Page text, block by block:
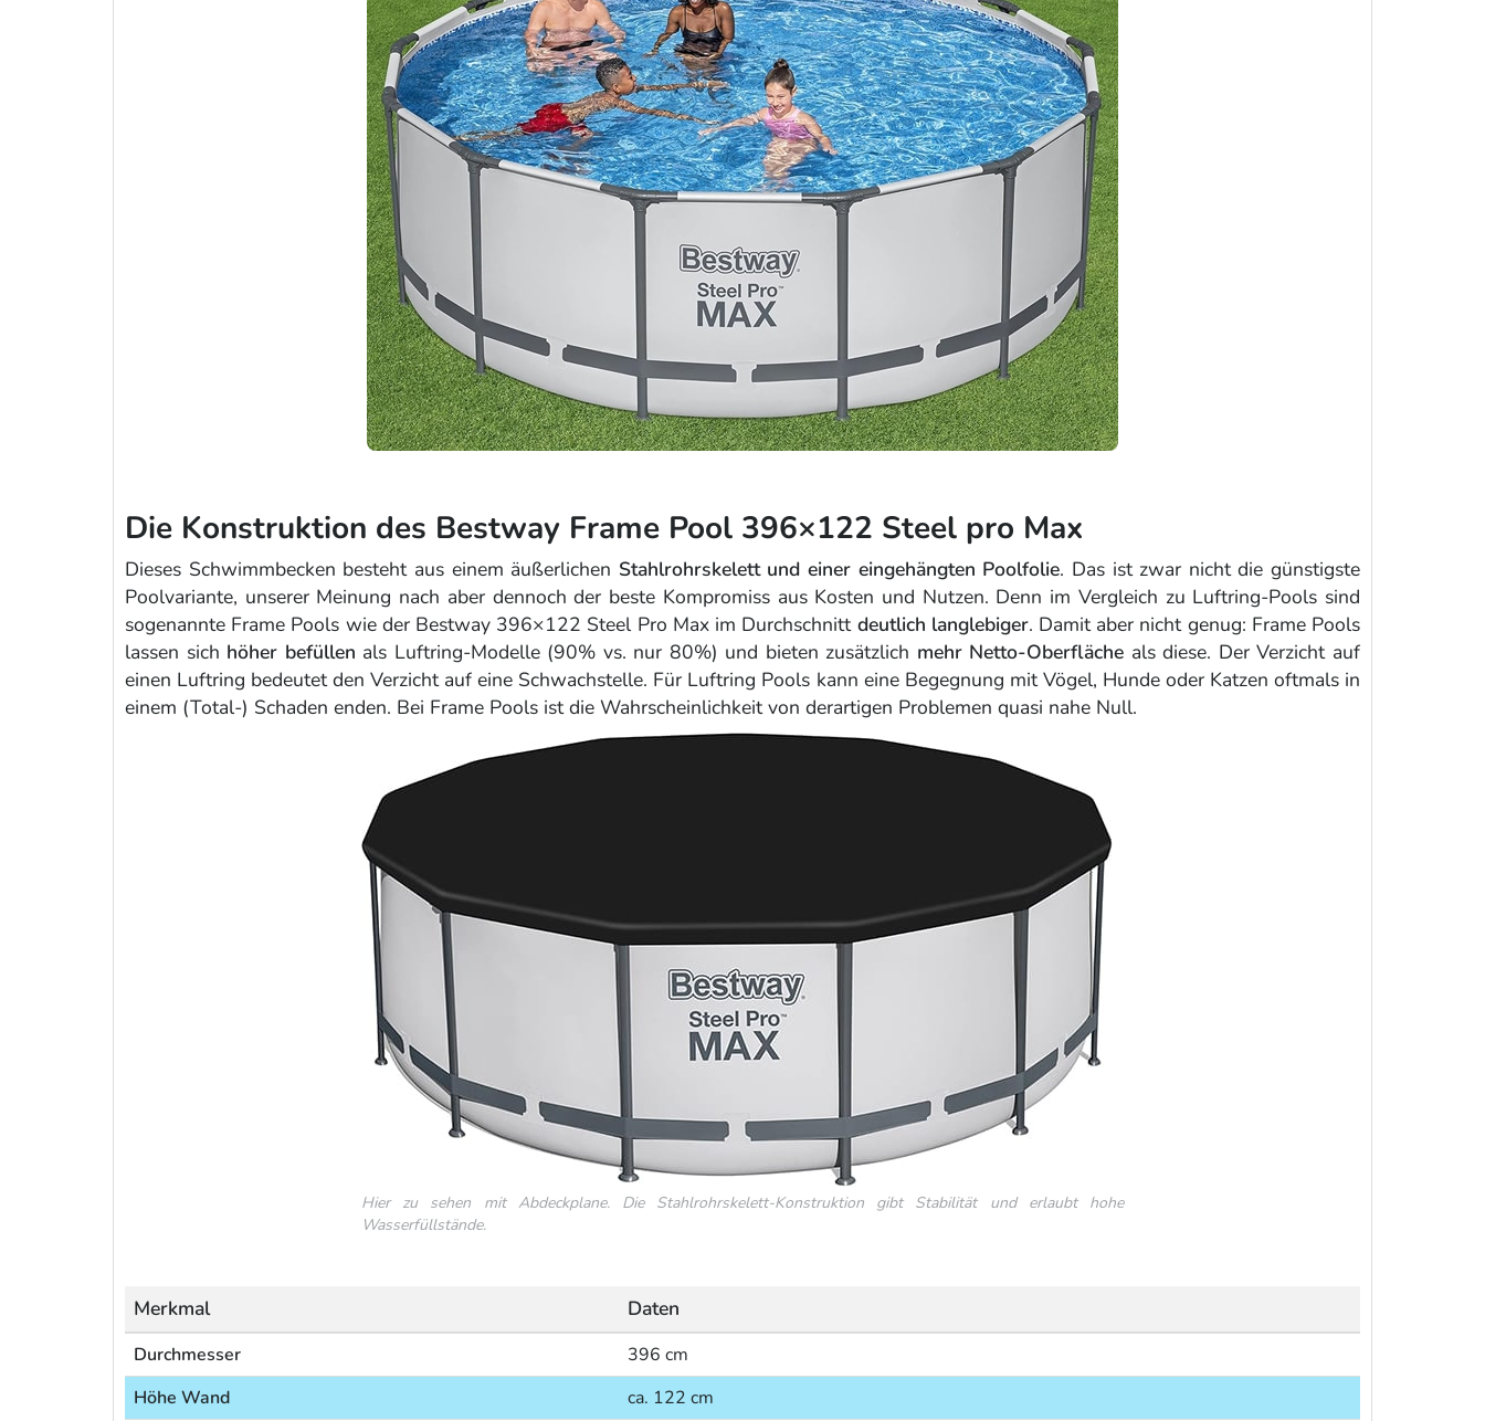
Die Konstruktion des Bestway Frame Pool 396×122 Steel pro Max
Dieses Schwimmbecken besteht aus einem äußerlichen Stahlrohrskelett und einer eingehängten Poolfolie. Das ist zwar nicht die günstigste
Poolvariante, unserer Meinung nach aber dennoch der beste Kompromiss aus Kosten und Nutzen. Denn im Vergleich zu Luftring-Pools sind
sogenannte Frame Pools wie der Bestway 396×122 Steel Pro Max im Durchschnitt deutlich langlebiger. Damit aber nicht genug: Frame Pools
lassen sich höher befüllen als Luftring-Modelle (90% vs. nur 80%) und bieten zusätzlich mehr Netto-Oberfläche als diese. Der Verzicht auf
einen Luftring bedeutet den Verzicht auf eine Schwachstelle. Für Luftring Pools kann eine Begegnung mit Vögel, Hunde oder Katzen oftmals in
einem (Total-) Schaden enden. Bei Frame Pools ist die Wahrscheinlichkeit von derartigen Problemen quasi nahe Null.
Hier zu sehen mit Abdeckplane. Die Stahlrohrskelett-Konstruktion gibt Stabilität und erlaubt hohe
Wasserfüllstände.
Merkmal Daten
Durchmesser
396 cm
Höhe Wand
ca. 122 cm